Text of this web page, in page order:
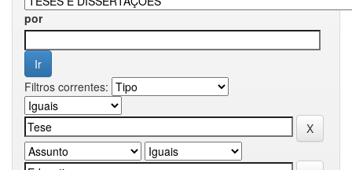
por
Filtros correntes: